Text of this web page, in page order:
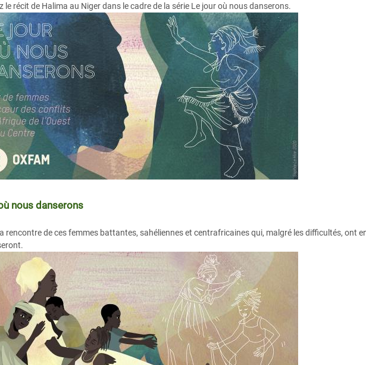
le récit de Halima au Niger dans le cadre de la série Le jour où nous danserons.
nous danserons
rencontre de ces femmes battantes, sahéliennes et centrafricaines qui, malgré les difficultés, ont